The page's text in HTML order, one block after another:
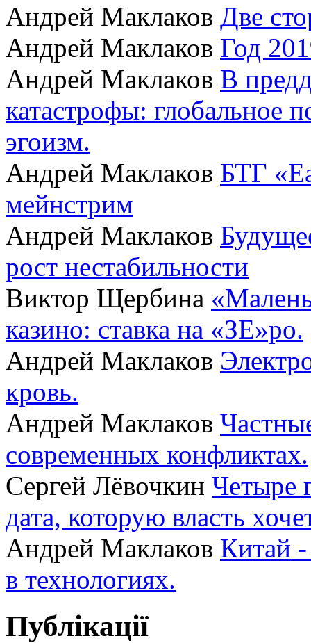
Андрей Маклаков Две
Андрей Маклаков Год
Андрей Маклаков В
катастрофы: глобальное
эгоизм.
Андрей Маклаков БТГ
мейнстрим
Андрей Маклаков
рост нестабильности
Виктор Щербина
казино: ставка на «ЗЕ»ро.
Андрей Маклаков
кровь.
Андрей Маклаков
современных конфликтах.
Сергей Лёвочкин Четыре
дата, которую власть
Андрей Маклаков Китай
в технологиях.
Публікації